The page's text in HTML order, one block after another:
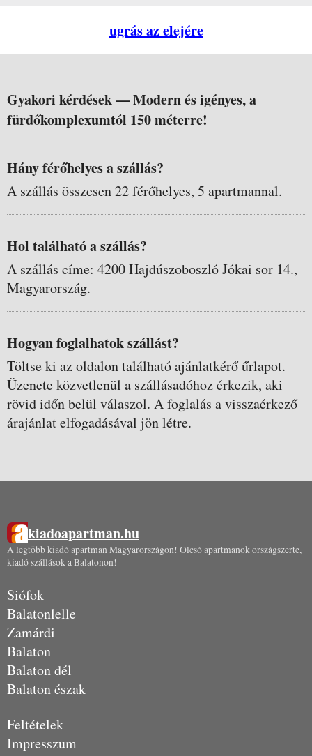
ugrás az elejére
Gyakori kérdések —Modern és igényes, a
fürdőkomplexumtól 150 méterre!
Hány férőhelyes a szállás?
A szállás összesen 22 férőhelyes, 5 apartmannal.
Hol található a szállás?
A szállás címe: 4200 Hajdúszoboszló Jókai sor 14.,
Magyarország.
Hogyan foglalhatok szállást?
Töltse ki az oldalon található ajánlatkérő űrlapot.
Üzenete közvetlenül a szállásadóhoz érkezik, aki
rövid időn belül válaszol. A foglalás a visszaérkező
árajánlat elfogadásával jön létre.
kiadoapartman.hu
A legtöbb kiadó apartman Magyarországon! Olcsó apartmanok országszerte,
kiadó szállások a Balatonon!
Siófok
Balatonlelle
Zamárdi
Balaton
Balaton dél
Balaton észak
Feltételek
Impresszum